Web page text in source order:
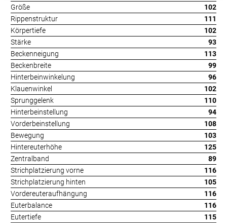
Größe
102
Rippenstruktur
111
Körpertiefe
102
Stärke
93
Beckenneigung
113
Beckenbreite
99
Hinterbeinwinkelung
96
Klauenwinkel
102
Sprunggelenk
110
Hinterbeinstellung
94
Vorderbeinstellung
108
Bewegung
103
Hintereuterhöhe
125
Zentralband
89
Strichplatzierung vorne
116
Strichplatzierung hinten
105
Vordereuteraufhängung
116
Euterbalance
116
Eutertiefe
115